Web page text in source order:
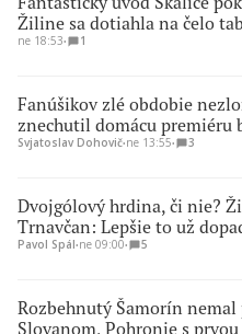
Žiline sa dotiahla na čelo
ne 18:53∙ 1
Fanúšikov zlé obdobie
znechutil domácu premiéru
Svjatoslav Dohovič∙ne 13:55∙ 3
Dvojgólový hrdina, či nie?
Trnavčan: Lepšie to už
Pavol Spál∙ne 09:00∙ 5
Rozbehnutý Šamorín
Slovanom, Pohronie s